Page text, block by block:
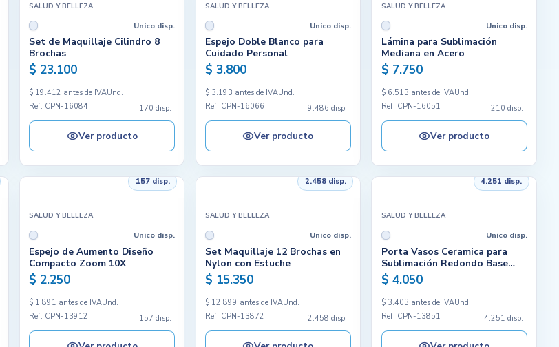
SALUD Y BELLEZA
Unico disp.
Set de Maquillaje Cilindro 8
Brochas
$ 23.100
$ 19.412 antes de IVAUnd.
Ref. CPN-16084
170 disp.
Ver producto
SALUD Y BELLEZA
Unico disp.
Espejo Doble Blanco para
Cuidado Personal
$ 3.800
$ 3.193 antes de IVAUnd.
Ref. CPN-16066
9.486 disp.
Ver producto
SALUD Y BELLEZA
Unico disp.
Lámina para Sublimación
Mediana en Acero
$ 7.750
$ 6.513 antes de IVAUnd.
Ref. CPN-16051
210 disp.
Ver producto
157 disp.
SALUD Y BELLEZA
Unico disp.
Espejo de Aumento Diseño
Compacto Zoom 10X
$ 2.250
$ 1.891 antes de IVAUnd.
Ref. CPN-13912
157 disp.
2.458 disp.
SALUD Y BELLEZA
Unico disp.
Set Maquillaje 12 Brochas en
Nylon con Estuche
$ 15.350
$ 12.899 antes de IVAUnd.
Ref. CPN-13872
2.458 disp.
4.251 disp.
SALUD Y BELLEZA
Unico disp.
Porta Vasos Ceramica para
Sublimación Redondo Base
Corcho
$ 4.050
$ 3.403 antes de IVAUnd.
Ref. CPN-13851
4.251 disp.